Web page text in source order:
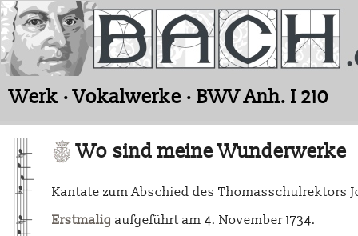
Werk · Vokalwerke · BWV Anh. I 210
Wo sind meine Wunderwerke
Kantate zum Abschied des Thomasschulrektors
Erstmalig aufgeführt am 4. November 1734.